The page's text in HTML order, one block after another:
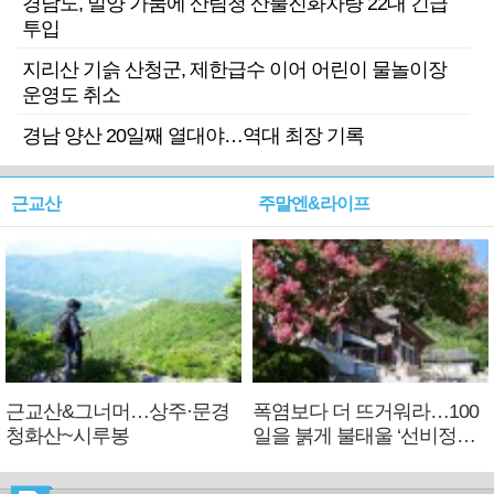
투입
지리산 기슭 산청군, 제한급수 이어 어린이 물놀이장
운영도 취소
경남 양산 20일째 열대야…역대 최장 기록
근교산
근교산&그너머…상주·문경
청화산~시루봉
주말엔&라이프
폭염보다 더 뜨거워라…100
일을 붉게 불태울 ‘선비정신’